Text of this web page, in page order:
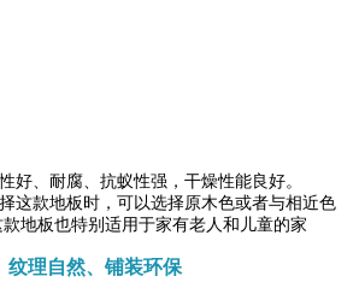
好、耐腐、抗蚁性强，干燥性能良好。
这款地板时，可以选择原木色或者与相近色
地板也特别适用于家有老人和儿童的家
理自然、铺装环保